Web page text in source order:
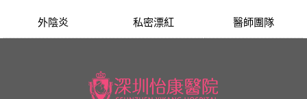
外陰炎 私密漂紅 醫師團隊